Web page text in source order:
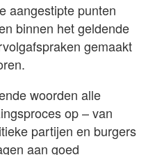
aangestipte punten
binnen het geldende
gemaakt
woorden alle
op – van
partijen en burgers
aan goed